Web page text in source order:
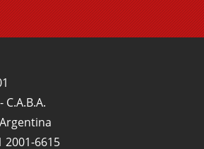
C.A.B.A.
2001-6615